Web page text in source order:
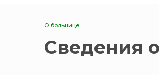
О больнице
Сведения